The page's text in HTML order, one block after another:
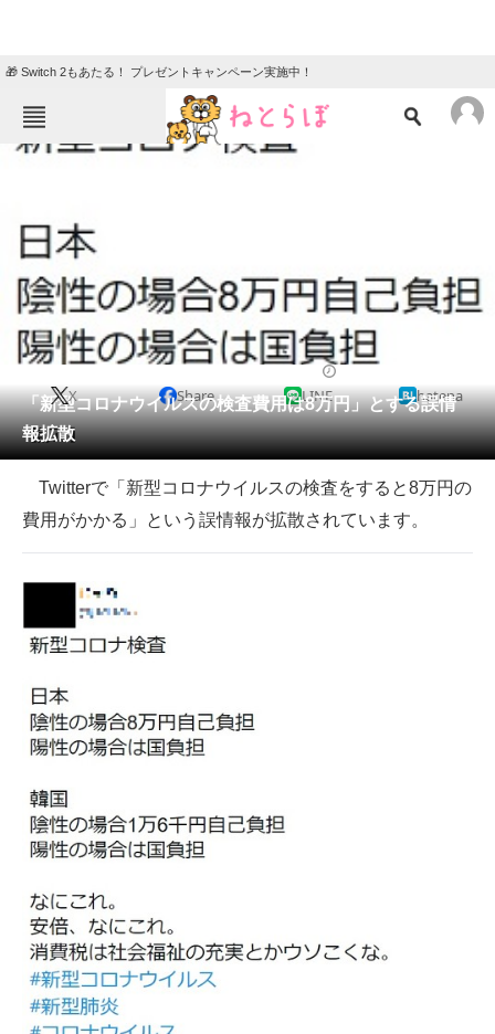
🎁 Switch 2もあたる！ プレゼントキャンペーン実施中！
ねとらぼメニュー
エンタメ
住まい 教育・育児
動物 リサーチ
会員記事
メディア
注目記事を集めた総合ページ
スマホと通信の最新トレンド
進化するPCとデバイスの未来
好きが集まる 比べて選べる
ビジネスと働き方のヒント
企業ITのトレンドを詳説
マーケ×ITの今がよく分かる
ITエンジニア向け専門サイト
企業向けIT製品の総合サイト
「新型コロナウイルスの検査費用は8万円」とする誤情
報拡散
X Share LINE hatena
【訂正】
Twitterで「新型コロナウイルスの検査をすると8万円の
費用がかかる」という誤情報が拡散されています。